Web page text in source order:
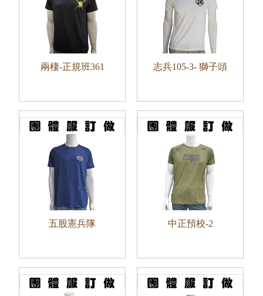
兩棲-正規班361 志兵105-3- 獅子頭
五股憲兵隊 中正預校-2